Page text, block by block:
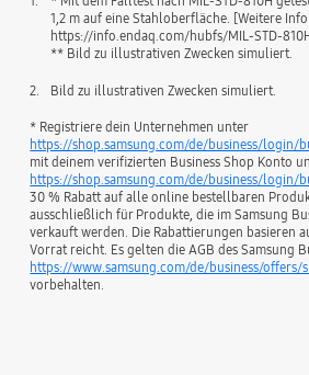
1,2 m auf eine Stahloberfläche. [Weitere
https://info.endaq.com/hubfs/MIL-STD-
** Bild zu illustrativen Zwecken simuliert.
2. Bild zu illustrativen Zwecken simuliert.
* Registriere dein Unternehmen unter
https://shop.samsung.com/de/business/login/
mit deinem verifizierten Business Shop Konto
https://shop.samsung.com/de/business/login/
30 % Rabatt auf alle online bestellbaren
ausschließlich für Produkte, die im Samsung
verkauft werden. Die Rabattierungen basieren
Vorrat reicht. Es gelten die AGB des Samsung
https://www.samsung.com/de/business/offers/
vorbehalten.